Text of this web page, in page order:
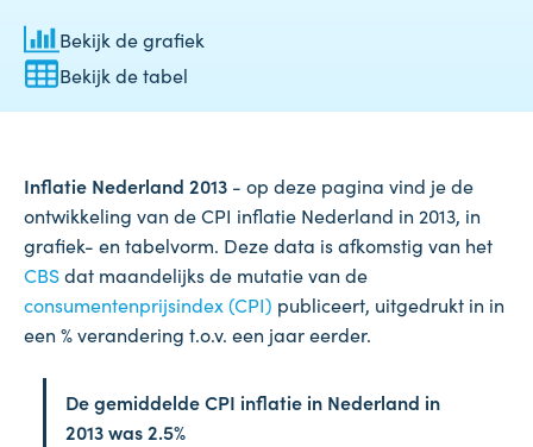
Bekijk de grafiek
Bekijk de tabel
Inflatie Nederland 2013 - op deze pagina vind je de
ontwikkeling van de CPI inflatie Nederland in 2013, in
grafiek- en tabelvorm. Deze data is afkomstig van het
CBSdat maandelijks de mutatie van de
consumentenprijsindex (CPI) publiceert, uitgedrukt in in
een % verandering t.o.v. een jaar eerder.
De gemiddelde CPI inflatie in Nederland in
2013 was 2.5%